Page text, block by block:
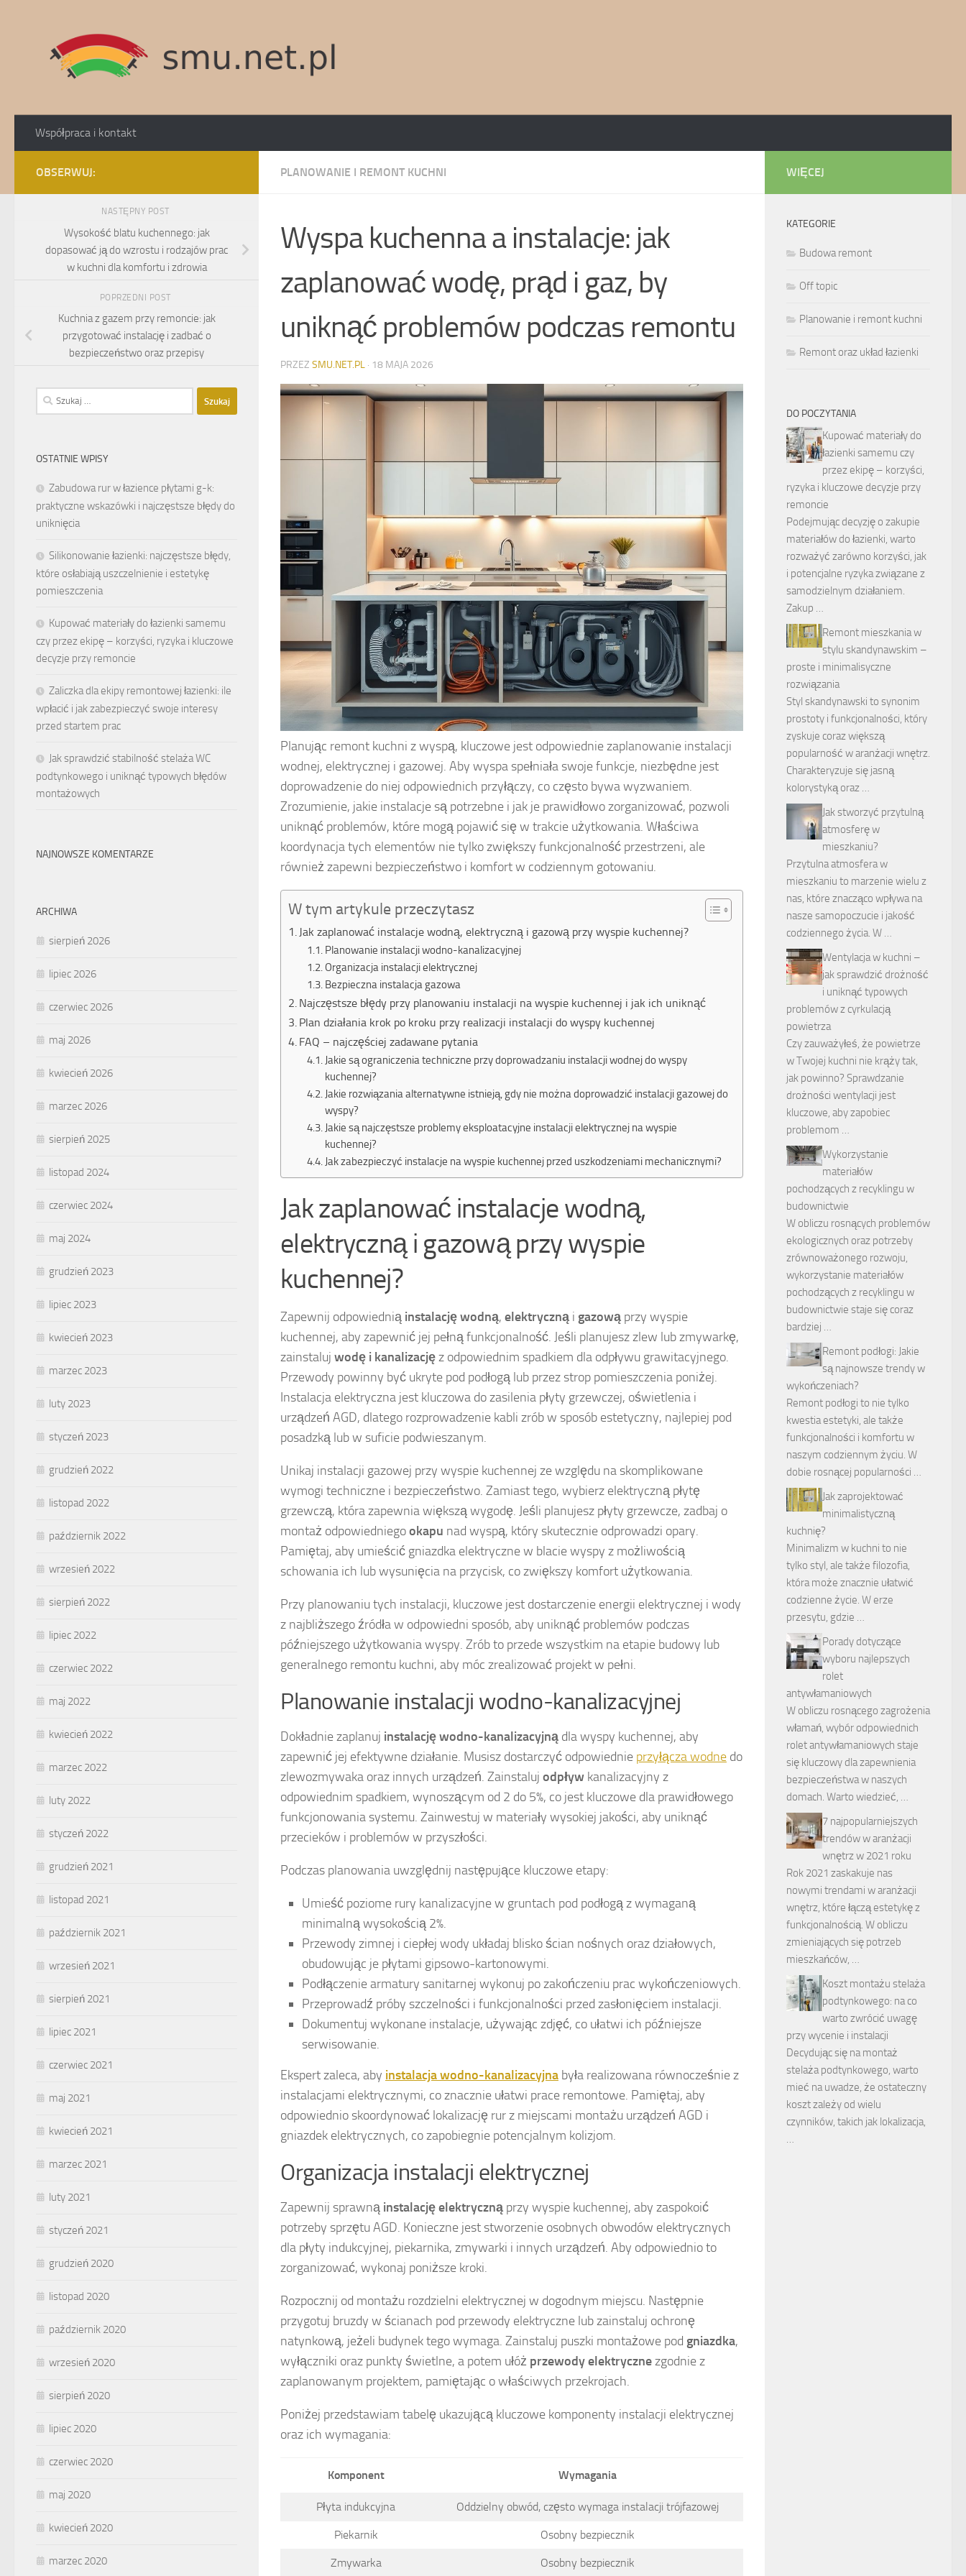
Współpraca i kontakt
PLANOWANIE I REMONT KUCHNI
Wyspa kuchenna a instalacje: jak
zaplanować wodę, prąd i gaz, by
uniknąć problemów podczas remontu
PRZEZ SMU.NET.PL · 18 MAJA 2026
Planując remont kuchni z wyspą, kluczowe jest odpowiednie zaplanowanie instalacji
wodnej, elektrycznej i gazowej. Aby wyspa spełniała swoje funkcje, niezbędne jest
doprowadzenie do niej odpowiednich przyłączy, co często bywa wyzwaniem.
Zrozumienie, jakie instalacje są potrzebne i jak je prawidłowo zorganizować, pozwoli
uniknąć problemów, które mogą pojawić się w trakcie użytkowania. Właściwa
koordynacja tych elementów nie tylko zwiększy funkcjonalność przestrzeni, ale
również zapewni bezpieczeństwo i komfort w codziennym gotowaniu.
W tym artykule przeczytasz
Jak zaplanować instalacje wodną, elektryczną i gazową przy wyspie kuchennej?
Planowanie instalacji wodno-kanalizacyjnej
Organizacja instalacji elektrycznej
Bezpieczna instalacja gazowa
Najczęstsze błędy przy planowaniu instalacji na wyspie kuchennej i jak ich uniknąć
Plan działania krok po kroku przy realizacji instalacji do wyspy kuchennej
FAQ – najczęściej zadawane pytania
Jakie są ograniczenia techniczne przy doprowadzaniu instalacji wodnej do wyspy
kuchennej?
Jakie rozwiązania alternatywne istnieją, gdy nie można doprowadzić instalacji gazowej do
wyspy?
Jakie są najczęstsze problemy eksploatacyjne instalacji elektrycznej na wyspie
kuchennej?
Jak zabezpieczyć instalacje na wyspie kuchennej przed uszkodzeniami mechanicznymi?
Jak zaplanować instalacje wodną,
elektryczną i gazową przy wyspie
kuchennej?
Zapewnij odpowiednią instalację wodną, elektryczną i gazową przy wyspie
kuchennej, aby zapewnić jej pełną funkcjonalność. Jeśli planujesz zlew lub zmywarkę,
zainstaluj wodę i kanalizacjęz odpowiednim spadkiem dla odpływu grawitacyjnego.
Przewody powinny być ukryte pod podłogą lub przez strop pomieszczenia poniżej.
Instalacja elektryczna jest kluczowa do zasilenia płyty grzewczej, oświetlenia i
urządzeń AGD, dlatego rozprowadzenie kabli zrób w sposób estetyczny, najlepiej pod
posadzką lub w suficie podwieszanym.
Unikaj instalacji gazowej przy wyspie kuchennej ze względu na skomplikowane
wymogi techniczne i bezpieczeństwo. Zamiast tego, wybierz elektryczną płytę
grzewczą, która zapewnia większą wygodę. Jeśli planujesz płyty grzewcze, zadbaj o
montaż odpowiedniegookapu nad wyspą, który skutecznie odprowadzi opary.
Pamiętaj, aby umieścić gniazdka elektryczne w blacie wyspy z możliwością
schowania ich lub wysunięcia na przycisk, co zwiększy komfort użytkowania.
Przy planowaniu tych instalacji, kluczowe jest dostarczenie energii elektrycznej i wody
z najbliższego źródła w odpowiedni sposób, aby uniknąć problemów podczas
późniejszego użytkowania wyspy. Zrób to przede wszystkim na etapie budowy lub
generalnego remontu kuchni, aby móc zrealizować projekt w pełni.
Planowanie instalacji wodno-kanalizacyjnej
Dokładnie zaplanuj instalację wodno-kanalizacyjną dla wyspy kuchennej, aby
zapewnić jej efektywne działanie. Musisz dostarczyć odpowiednie przyłącza wodne do
zlewozmywaka oraz innych urządzeń. Zainstaluj odpływ kanalizacyjny z
odpowiednim spadkiem, wynoszącym od 2 do 5%, co jest kluczowe dla prawidłowego
funkcjonowania systemu. Zainwestuj w materiały wysokiej jakości, aby uniknąć
przecieków i problemów w przyszłości.
Podczas planowania uwzględnij następujące kluczowe etapy:
Umieść poziome rury kanalizacyjne w gruntach pod podłogą z wymaganą
minimalną wysokością 2%.
Przewody zimnej i ciepłej wody układaj blisko ścian nośnych oraz działowych,
obudowując je płytami gipsowo-kartonowymi.
Podłączenie armatury sanitarnej wykonuj po zakończeniu prac wykończeniowych.
Przeprowadź próby szczelności i funkcjonalności przed zasłonięciem instalacji.
Dokumentuj wykonane instalacje, używając zdjęć, co ułatwi ich późniejsze
serwisowanie.
Ekspert zaleca, aby instalacja wodno-kanalizacyjna była realizowana równocześnie z
instalacjami elektrycznymi, co znacznie ułatwi prace remontowe. Pamiętaj, aby
odpowiednio skoordynować lokalizację rur z miejscami montażu urządzeń AGD i
gniazdek elektrycznych, co zapobiegnie potencjalnym kolizjom.
Organizacja instalacji elektrycznej
Zapewnij sprawną instalację elektryczną przy wyspie kuchennej, aby zaspokoić
potrzeby sprzętu AGD. Konieczne jest stworzenie osobnych obwodów elektrycznych
dla płyty indukcyjnej, piekarnika, zmywarki i innych urządzeń. Aby odpowiednio to
zorganizować, wykonaj poniższe kroki.
Rozpocznij od montażu rozdzielni elektrycznej w dogodnym miejscu. Następnie
przygotuj bruzdy w ścianach pod przewody elektryczne lub zainstaluj ochronę
natynkową, jeżeli budynek tego wymaga. Zainstaluj puszki montażowe pod gniazdka,
wyłączniki oraz punkty świetlne, a potem ułóż przewody elektrycznezgodnie z
zaplanowanym projektem, pamiętając o właściwych przekrojach.
Poniżej przedstawiam tabelę ukazującą kluczowe komponenty instalacji elektrycznej
oraz ich wymagania:
Komponent Wymagania
Płyta indukcyjna Oddzielny obwód, często wymaga instalacji trójfazowej
Piekarnik Osobny bezpiecznik
Zmywarka Osobny bezpiecznik
OBSERWUJ:
NASTĘPNY POST
Wysokość blatu kuchennego: jak
dopasować ją do wzrostu i rodzajów prac
w kuchni dla komfortu i zdrowia
POPRZEDNI POST
Kuchnia z gazem przy remoncie: jak
przygotować instalację i zadbać o
bezpieczeństwo oraz przepisy
Szukaj:
OSTATNIE WPISY
Zabudowa rur w łazience płytami g-k:
praktyczne wskazówki i najczęstsze błędy do
uniknięcia
Silikonowanie łazienki: najczęstsze błędy,
które osłabiają uszczelnienie i estetykę
pomieszczenia
Kupować materiały do łazienki samemu
czy przez ekipę – korzyści, ryzyka i kluczowe
decyzje przy remoncie
Zaliczka dla ekipy remontowej łazienki: ile
wpłacić i jak zabezpieczyć swoje interesy
przed startem prac
Jak sprawdzić stabilność stelaża WC
podtynkowego i uniknąć typowych błędów
montażowych
NAJNOWSZE KOMENTARZE
ARCHIWA
sierpień 2026
lipiec 2026
czerwiec 2026
maj 2026
kwiecień 2026
marzec 2026
sierpień 2025
listopad 2024
czerwiec 2024
maj 2024
grudzień 2023
lipiec 2023
kwiecień 2023
marzec 2023
luty 2023
styczeń 2023
grudzień 2022
listopad 2022
październik 2022
wrzesień 2022
sierpień 2022
lipiec 2022
czerwiec 2022
maj 2022
kwiecień 2022
marzec 2022
luty 2022
styczeń 2022
grudzień 2021
listopad 2021
październik 2021
wrzesień 2021
sierpień 2021
lipiec 2021
czerwiec 2021
maj 2021
kwiecień 2021
marzec 2021
luty 2021
styczeń 2021
grudzień 2020
listopad 2020
październik 2020
wrzesień 2020
sierpień 2020
lipiec 2020
czerwiec 2020
maj 2020
kwiecień 2020
marzec 2020
WIĘCEJ
KATEGORIE
Budowa remont
Off topic
Planowanie i remont kuchni
Remont oraz układ łazienki
DO POCZYTANIA
Kupować materiały do
łazienki samemu czy
przez ekipę – korzyści,
ryzyka i kluczowe decyzje przy
remoncie
Podejmując decyzję o zakupie
materiałów do łazienki, warto
rozważyć zarówno korzyści, jak
i potencjalne ryzyka związane z
samodzielnym działaniem.
Zakup …
Remont mieszkania w
stylu skandynawskim –
proste i minimalisyczne
rozwiązania
Styl skandynawski to synonim
prostoty i funkcjonalności, który
zyskuje coraz większą
popularność w aranżacji wnętrz.
Charakteryzuje się jasną
kolorystyką oraz …
Jak stworzyć przytulną
atmosferę w
mieszkaniu?
Przytulna atmosfera w
mieszkaniu to marzenie wielu z
nas, które znacząco wpływa na
nasze samopoczucie i jakość
codziennego życia. W …
Wentylacja w kuchni –
jak sprawdzić drożność
i uniknąć typowych
problemów z cyrkulacją
powietrza
Czy zauważyłeś, że powietrze
w Twojej kuchni nie krąży tak,
jak powinno? Sprawdzanie
drożności wentylacji jest
kluczowe, aby zapobiec
problemom …
Wykorzystanie
materiałów
pochodzących z recyklingu w
budownictwie
W obliczu rosnących problemów
ekologicznych oraz potrzeby
zrównoważonego rozwoju,
wykorzystanie materiałów
pochodzących z recyklingu w
budownictwie staje się coraz
bardziej …
Remont podłogi: Jakie
są najnowsze trendy w
wykończeniach?
Remont podłogi to nie tylko
kwestia estetyki, ale także
funkcjonalności i komfortu w
naszym codziennym życiu. W
dobie rosnącej popularności …
Jak zaprojektować
minimalistyczną
kuchnię?
Minimalizm w kuchni to nie
tylko styl, ale także filozofia,
która może znacznie ułatwić
codzienne życie. W erze
przesytu, gdzie …
Porady dotyczące
wyboru najlepszych
rolet
antywłamaniowych
W obliczu rosnącego zagrożenia
włamań, wybór odpowiednich
rolet antywłamaniowych staje
się kluczowy dla zapewnienia
bezpieczeństwa w naszych
domach. Warto wiedzieć, …
7 najpopularniejszych
trendów w aranżacji
wnętrz w 2021 roku
Rok 2021 zaskakuje nas
nowymi trendami w aranżacji
wnętrz, które łączą estetykę z
funkcjonalnością. W obliczu
zmieniających się potrzeb
mieszkańców, …
Koszt montażu stelaża
podtynkowego: na co
warto zwrócić uwagę
przy wycenie i instalacji
Decydując się na montaż
stelaża podtynkowego, warto
mieć na uwadze, że ostateczny
koszt zależy od wielu
czynników, takich jak lokalizacja,
…